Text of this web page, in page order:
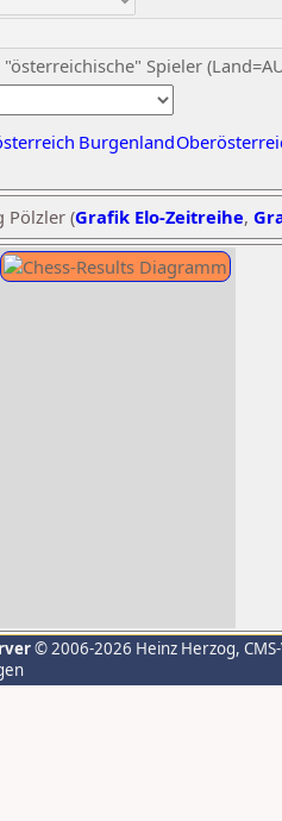
Spieler
Burgenland
Pölzler (Grafik Elo-Zeitreihe,
© 2006-2026 Heinz Herzog,